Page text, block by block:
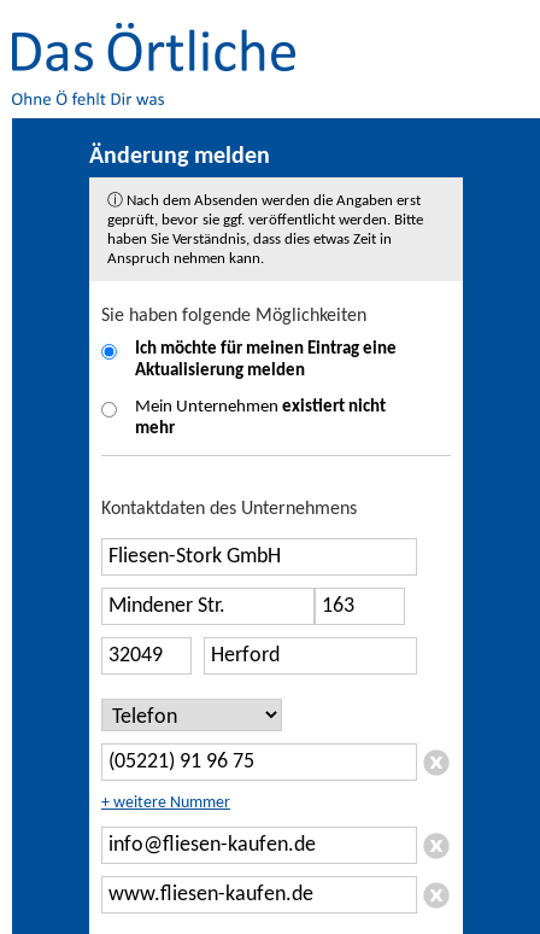
Änderung melden
ⓘ Nach dem Absenden werden die Angaben erst
geprüft, bevor sie ggf. veröffentlicht werden. Bitte
haben Sie Verständnis, dass dies etwas Zeit in
Anspruch nehmen kann.
Sie haben folgende Möglichkeiten
Ich möchte für meinen Eintrag eine
Aktualisierung melden
Mein Unternehmen existiert nicht
mehr
Kontaktdaten des Unternehmens
+ weitere Nummer